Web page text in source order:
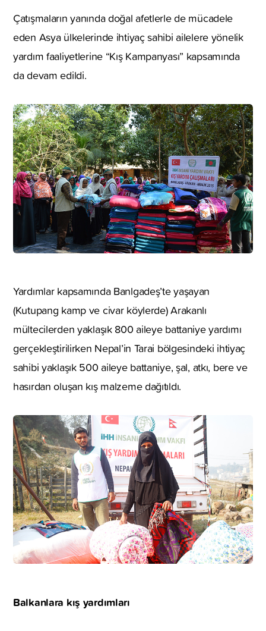
Çatışmaların yanında doğal afetlerle de mücadele
eden Asya ülkelerinde ihtiyaç sahibi ailelere yönelik
yardım faaliyetlerine “Kış Kampanyası” kapsamında
da devam edildi.
Yardımlar kapsamında Banlgadeş’te yaşayan
(Kutupang kamp ve civar köylerde) Arakanlı
mültecilerden yaklaşık 800 aileye battaniye yardımı
gerçekleştirilirken Nepal’in Tarai bölgesindeki ihtiyaç
sahibi yaklaşık 500 aileye battaniye, şal, atkı, bere ve
hasırdan oluşan kış malzeme dağıtıldı.
Balkanlara kış yardımları